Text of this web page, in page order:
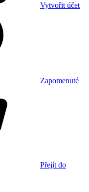
Vytvořit účet
Zapomenuté
Přejít do